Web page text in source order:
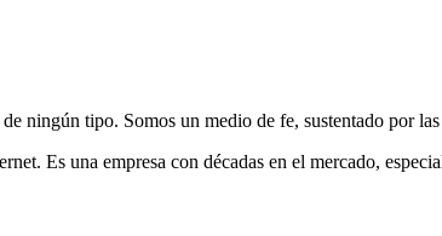
ningún tipo. Somos un medio de fe, sustentado por
Es una empresa con décadas en el mercado,